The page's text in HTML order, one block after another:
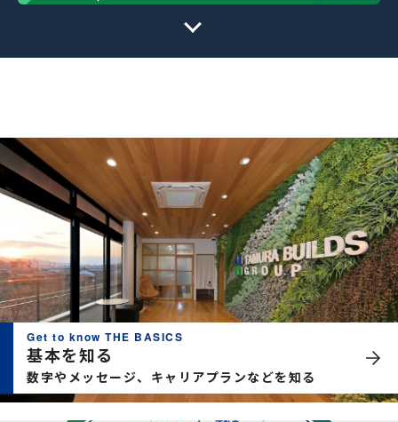
Get to know THE BASICS
基本を知る
数字やメッセージ、キャリアプランなどを知る